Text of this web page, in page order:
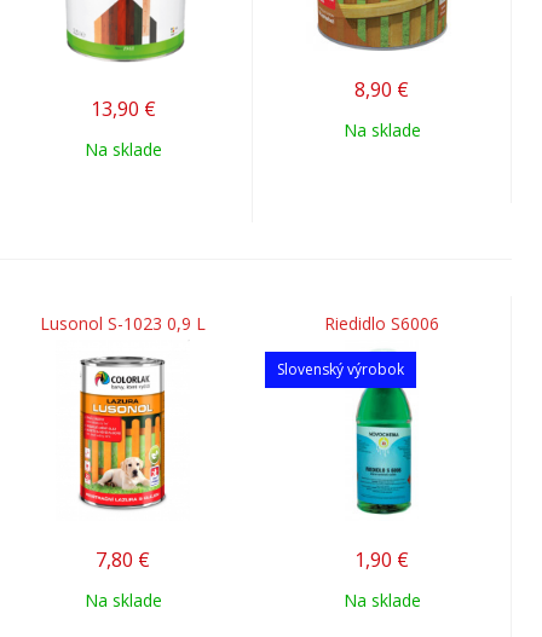
13,90 €
Na sklade
8,90 €
Na sklade
Lusonol S-1023 0,9 L
7,80 €
Na sklade
Riedidlo S6006
Slovenský výrobok
1,90 €
Na sklade